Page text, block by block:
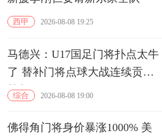
西甲 2026-08-08 19:25
马德兴：U17国足门将扑点太牛
了 替补门将点球大战连续贡献
扑救
综合 2026-08-08 19:00
佛得角门将身价暴涨1000% 美